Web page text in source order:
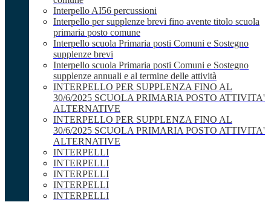
Interpello AI56 percussioni
Interpello per supplenze brevi fino avente titolo scuola
primaria posto comune
Interpello scuola Primaria posti Comuni e Sostegno
supplenze brevi
Interpello scuola Primaria posti Comuni e Sostegno
supplenze annuali e al termine delle attività
INTERPELLO PER SUPPLENZA FINO AL
30/6/2025 SCUOLA PRIMARIA POSTO ATTIVITA'
ALTERNATIVE
INTERPELLO PER SUPPLENZA FINO AL
30/6/2025 SCUOLA PRIMARIA POSTO ATTIVITA'
ALTERNATIVE
INTERPELLI
INTERPELLI
INTERPELLI
INTERPELLI
INTERPELLI